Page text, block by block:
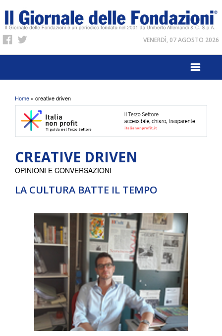
VENERDÌ, 07 AGOSTO 2026
Tu sei qui
Home » creative driven
CREATIVE DRIVEN
LA CULTURA BATTE IL TEMPO
OPINIONI E CONVERSAZIONI